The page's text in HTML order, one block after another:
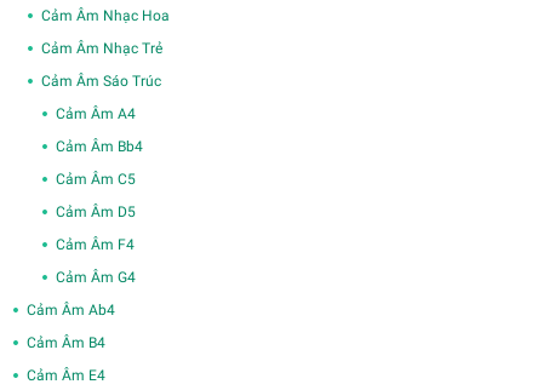
Cảm Âm Nhạc Hoa
Cảm Âm Nhạc Trẻ
Cảm Âm Sáo Trúc
Cảm Âm A4
Cảm Âm Bb4
Cảm Âm C5
Cảm Âm D5
Cảm Âm F4
Cảm Âm G4
Cảm Âm Ab4
Cảm Âm B4
Cảm Âm E4